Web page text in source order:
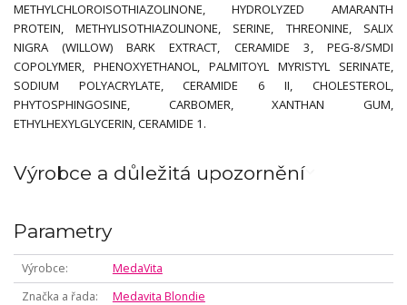
METHYLCHLOROISOTHIAZOLINONE, HYDROLYZED AMARANTH
PROTEIN, METHYLISOTHIAZOLINONE, SERINE, THREONINE, SALIX
NIGRA (WILLOW) BARK EXTRACT, CERAMIDE 3, PEG-8/SMDI
COPOLYMER, PHENOXYETHANOL, PALMITOYL MYRISTYL SERINATE,
SODIUM POLYACRYLATE, CERAMIDE 6 II, CHOLESTEROL,
PHYTOSPHINGOSINE, CARBOMER, XANTHAN GUM,
ETHYLHEXYLGLYCERIN, CERAMIDE 1.
Výrobce a důležitá upozornění
Parametry
Výrobce
MedaVita
Značka a řada
Medavita Blondie